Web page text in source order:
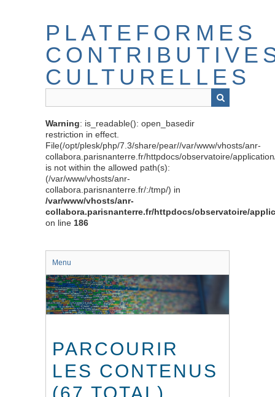
PLATEFORMES
CULTURELLES
Warning: is_readable(): open_basedir
restriction in effect.
File(/opt/plesk/php/7.3/share/pear//var/www/vhosts/anr-
collabora.parisnanterre.fr/httpdocs/observatoire/
is not within the allowed path(s):
(/var/www/vhosts/anr-
collabora.parisnanterre.fr/:/tmp/) in
/var/www/vhosts/anr-
collabora.parisnanterre.fr/httpdocs/observatoire/
on line 186
Menu
PARCOURIR
LES CONTENUS